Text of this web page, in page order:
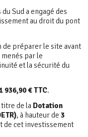
Sud a engagé des
au droit du pont
préparer le site avant
par le
et la sécurité du
936,90 € TTC.
de la Dotation
, à hauteur de3
de cet investissement